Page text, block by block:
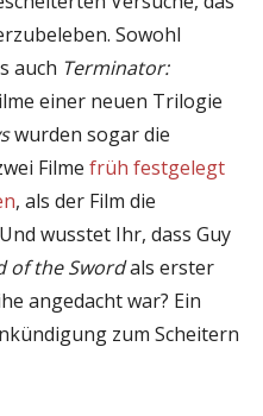
Sowohl
auch Terminator:
einer neuen Trilogie
wurden sogar die
Filme früh festgelegt
, als der Film die
wusstet Ihr, dass Guy
of the Swordals erster
angedacht war? Ein
zum Scheitern